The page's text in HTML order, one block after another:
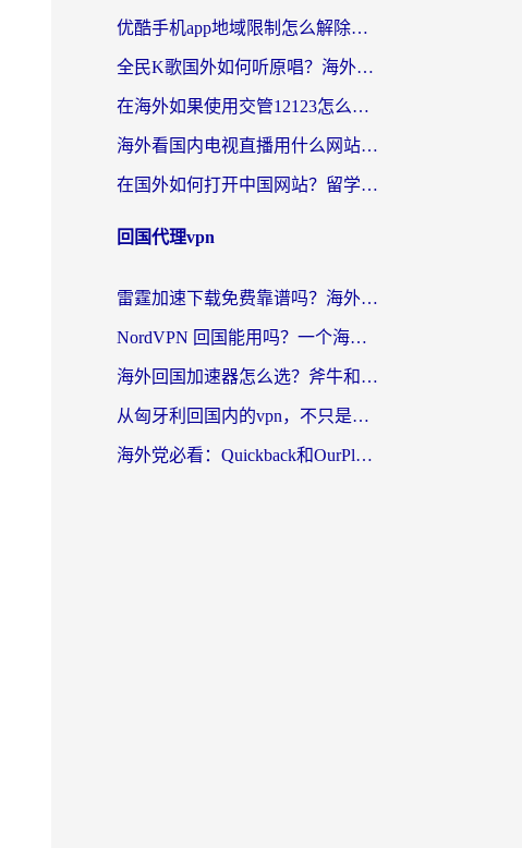
优酷手机app地域限制怎么解除？海外党亲测有效的追剧方案
全民K歌国外如何听原唱？海外党亲测有效的回国加速器选择指南
在海外如果使用交管12123怎么处理？留学生亲测有效的回国加速方案
海外看国内电视直播用什么网站比较好？一篇解决你所有追剧难题的实用指南
在国外如何打开中国网站？留学生与海外华人的无缝访问指南
回国代理vpn
雷霆加速下载免费靠谱吗？海外党选回国加速器的避坑指南（附热门工具对比）
NordVPN 回国能用吗？一个海外用户必须面对的真实困境
海外回国加速器怎么选？斧牛和海龟哪个好？一篇帮你避开坑的实用指南
从匈牙利回国内的vpn，不只是为了刷剧那么简单
海外党必看：Quickback和OurPlay好用吗？3分钟选对回国加速器，无缝刷剧玩游戏